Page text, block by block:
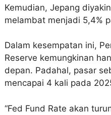
Kemudian, Jepang
melambat menjadi 5,4%
Dalam kesempatan ini,
Reserve kemungkinan
depan. Padahal, pasar
mencapai 4 kali pada
“Fed Fund Rate akan